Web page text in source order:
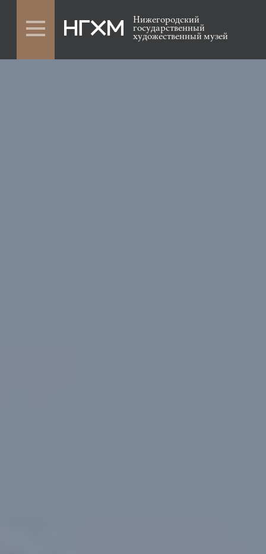
Нижегородский
государственный
художественный музей